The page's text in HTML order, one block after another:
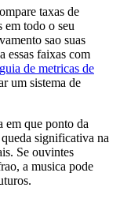
taxas de
em todo o seu
sao suas
essas faixas com
guia de metricas de
um sistema de
em que ponto da
significativa na
Se ouvintes
a musica pode